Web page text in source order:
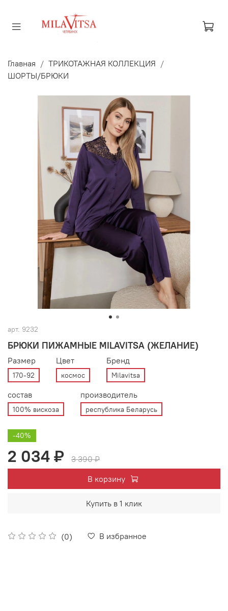
Главная
ТРИКОТАЖНАЯ КОЛЛЕКЦИЯ
ШОРТЫ/БРЮКИ
арт. 9232
БРЮКИ ПИЖАМНЫЕ MILAVITSA (ЖЕЛАНИЕ)
(0) В избранное
Размер
170-92
Цвет
космос
Бренд
Milavitsa
состав
100% вискоза
производитель
республика Беларусь
-40%
2 034 ₽
3 390 ₽
В корзину
Купить в 1 клик